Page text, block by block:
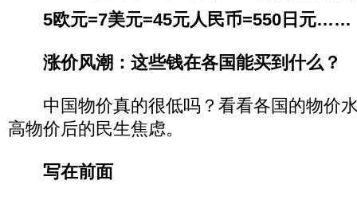
5欧元=7美元=45元人民币=550日元……
涨价风潮：这些钱在各国能买到什么？
中国物价真的很低吗？看看各国的物价
高物价后的民生焦虑。
写在前面